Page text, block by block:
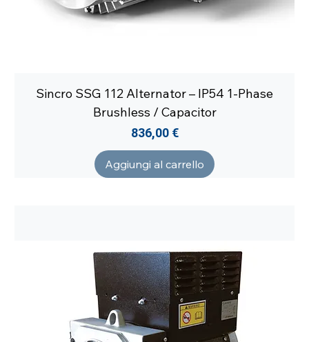
Sincro SSG 112 Alternator – IP54 1-Phase
Brushless / Capacitor
Prezzo
836,00 €
Aggiungi al carrello